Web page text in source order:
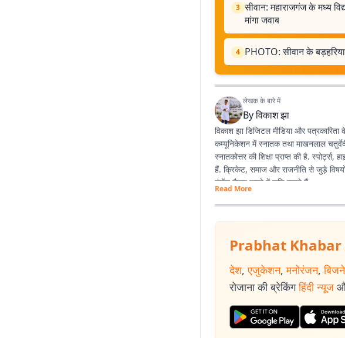
3 सीवान: महाराजगंज के मध्य
मांगा जवाब
4 PHOTO: सीवान के
लेखक के बारे में
Byविकाश झा
विकाश झा डिजिटल मीडिया और
कम्यूनिकेशन में स्नातक तथा माखनलाल चतुर्वेदी
स्नातकोत्तर की शिक्षा प्राप्त की है.
हैं. क्रिकेट, समाज और राजनीति से जुड़े
कंटेंट तैयार करने में रुचि रखते हैं.
Read More
Prabhat Khabar
देश, एजुकेशन, मनोरंजन,
रोजाना की ब्रेकिंग हिंदी न्यूज